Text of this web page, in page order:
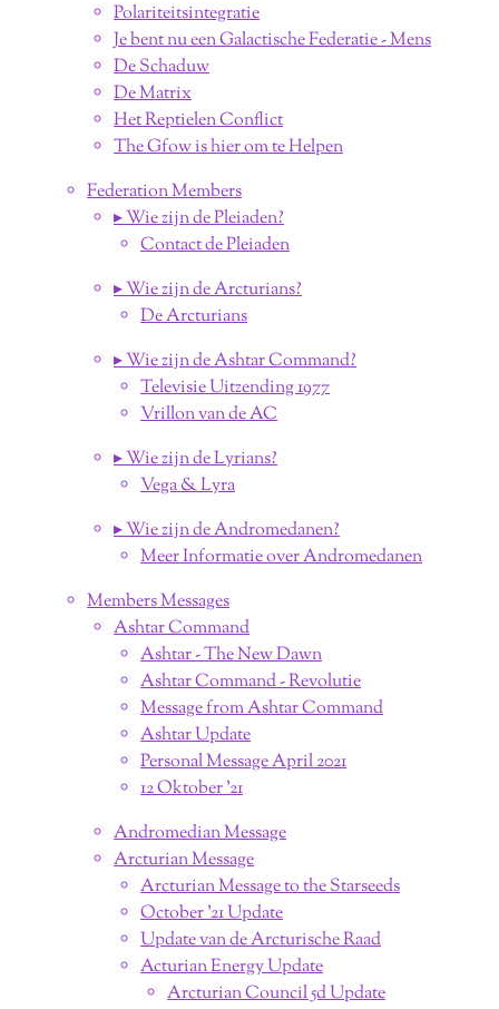
Polariteitsintegratie
Je bent nu een Galactische Federatie - Mens
De Schaduw
De Matrix
Het Reptielen Conflict
The Gfow is hier om te Helpen
Federation Members
▸ Wie zijn de Pleiaden?
Contact de Pleiaden
▸ Wie zijn de Arcturians?
De Arcturians
▸ Wie zijn de Ashtar Command?
Televisie Uitzending 1977
Vrillon van de AC
▸ Wie zijn de Lyrians?
Vega & Lyra
▸ Wie zijn de Andromedanen?
Meer Informatie over Andromedanen
Members Messages
Ashtar Command
Ashtar - The New Dawn
Ashtar Command - Revolutie
Message from Ashtar Command
Ashtar Update
Personal Message April 2021
12 Oktober '21
Andromedian Message
Arcturian Message
Arcturian Message to the Starseeds
October '21 Update
Update van de Arcturische Raad
Acturian Energy Update
Arcturian Council 5d Update